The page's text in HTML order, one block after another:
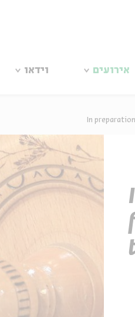
אירועים וידאו
In